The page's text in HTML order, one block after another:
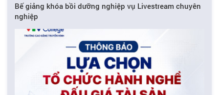
Bế giảng khóa bồi dưỡng nghiệp vụ Livestream chuyên
nghiệp